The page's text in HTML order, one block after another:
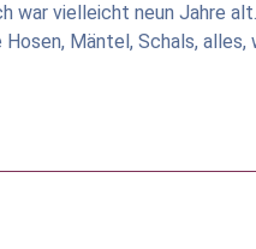
war vielleicht neun Jahre
Mäntel, Schals,